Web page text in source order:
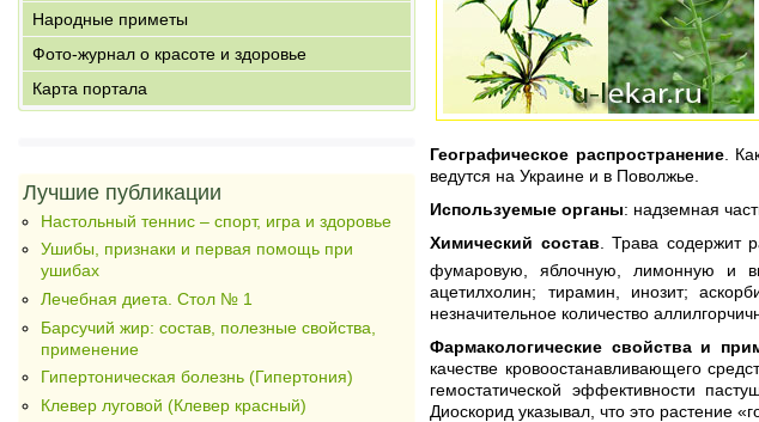
Народные приметы
Фото-журнал о красоте и здоровье
Карта портала
Лучшие публикации
Настольный теннис – спорт, игра и здоровье
Ушибы, признаки и первая помощь при
ушибах
Лечебная диета. Стол № 1
Барсучий жир: состав, полезные свойства,
применение
Гипертоническая болезнь (Гипертония)
Клевер луговой (Клевер красный)
Географическое распространение.
ведутся на Украине и в Поволжье.
Используемые органы: надземная
Химический состав . Трава содержит
фумаровую, яблочную, лимонную и
ацетилхолин; тирамин, инозит;
незначительное количество
Фармакологические свойства и
качестве кровоостанавливающего
гемостатической эффективности
Диоскорид указывал, что это растение